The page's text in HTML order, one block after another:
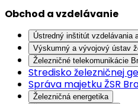
Obchod a vzdelávanie
Ústredný inštitút vzdelávania
Výskumný a vývojový ústav
Železničné telekomunikácie
Stredisko železničnej
Správa majetku ŽSR
Železničná energetika